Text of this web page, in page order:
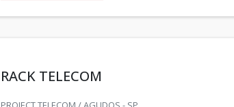
RACK TELECOM